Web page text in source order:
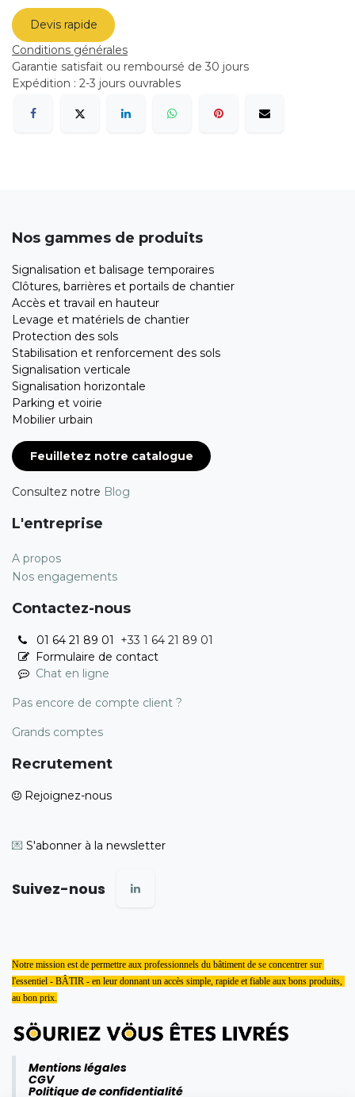
Devis rapide
Conditions générales
Garantie satisfait ou remboursé de 30 jours
Expédition : 2-3 jours ouvrables
Nos gammes de produits
Signalisation et balisage temporaires
Clôtures, barrières et portails de chantier
Accès et travail en hauteur
Levage et matériels de chantier
Protection des sols
Stabilisation et renforcement des sols
Signalisation verticale
Signalisation horizontale
Parking et voirie
Mobilier urbain
Feuilletez notre catalogue
Consultez notre Blog
L'entreprise
A propos
Nos engagements
Contactez-nous
01 64 21 89 01 +33 1 64 21 89 01
Formulaire de contact
Chat en ligne
Pas encore de compte client ?
Grands comptes
Recrutement
Rejoignez-nous
💌 S'abonner à la newsletter
Suivez-nous
Notre mission est de permettre aux professionnels du bâtiment de se concentrer sur
l'essentiel - BÂTIR - en leur donnant un accès simple, rapide et fiable aux bons produits,
au bon prix.
Mentions légales
CGV
Politique de confidentialité